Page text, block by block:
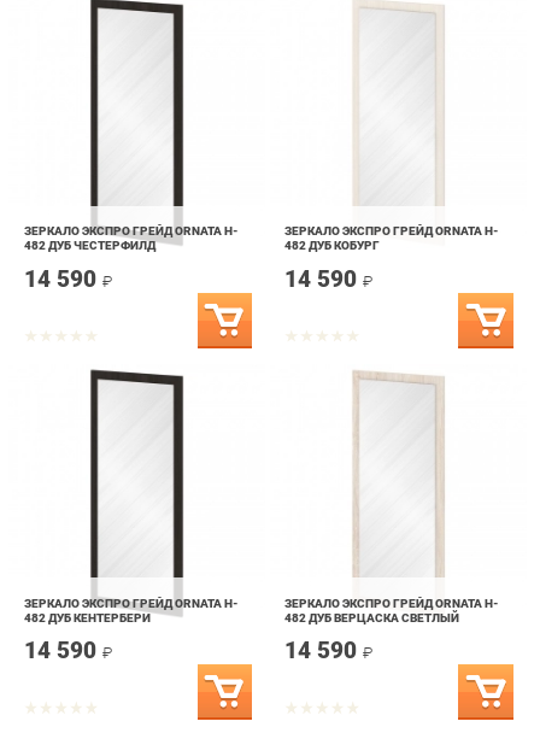
ЗЕРКАЛО ЭКСПРО ГРЕЙД ORNATA H-
14 590₽
ЗЕРКАЛО ЭКСПРО ГРЕЙД ORNATA H-
14 590₽
482 ДУБ КЕНТЕРБЕРИ
14 590₽
482 ДУБ ВЕРЦАСКА СВЕТЛЫЙ
14 590₽